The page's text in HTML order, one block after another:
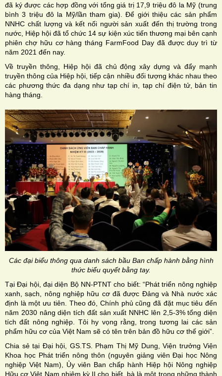
đã ký được các hợp đồng với tổng giá trị 17,9 triệu đô la Mỹ (trung
bình 3 triệu đô la Mỹ/lần tham gia). Để giới thiệu các sản phẩm
NNHC chất lượng và kết nối người sản xuất đến thị trường trong
nước, Hiệp hội đã tổ chức 14 sự kiện xúc tiến thương mại bên cạnh
phiên chợ hữu cơ hàng tháng FarmFood Day đã được duy trì từ
năm 2021 đến nay.
Về truyền thông, Hiệp hội đã chủ động xây dựng và đẩy mạnh
truyền thông của Hiệp hội, tiếp cận nhiều đối tượng khác nhau theo
các phương thức đa dạng như tạp chí in, tạp chí điện tử, bản tin
hàng tháng.
Các đại biểu thông qua danh sách bầu Ban chấp hành bằng hình
thức biểu quyết bằng tay.
Tại Đại hội, đại diện Bộ NN-PTNT cho biết: “Phát triển nông nghiệp
xanh, sạch, nông nghiệp hữu cơ đã được Đảng và Nhà nước xác
định là một ưu tiên. Theo đó, Chính phủ cũng đã đặt mục tiêu đến
năm 2030 nâng diện tích đất sản xuất NNHC lên 2,5-3% tổng diện
tích đất nông nghiệp. Tôi hy vọng rằng, trong tương lai các sản
phẩm hữu cơ của Việt Nam sẽ có tên trên bản đồ hữu cơ thế giới”.
Chia sẻ tại Đại hội, GS.TS. Phạm Thị Mỹ Dung, Viện trưởng Viện
Khoa học Phát triển nông thôn (nguyên giảng viên Đại học Nông
nghiệp Việt Nam), Ủy viên Ban chấp hành Hiệp hội Nông nghiệp
Hữu cơ Việt Nam nhiệm kỳ II cho biết, bà là một trong những thành